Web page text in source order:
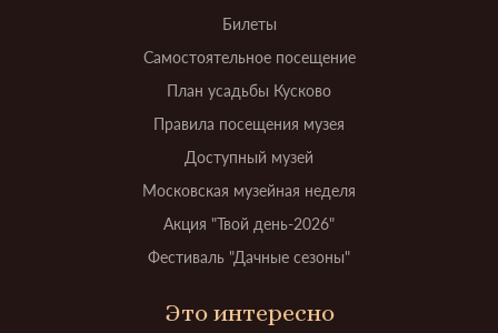
Билеты
Самостоятельное посещение
План усадьбы Кусково
Правила посещения музея
Доступный музей
Московская музейная неделя
Акция "Твой день-2026"
Фестиваль "Дачные сезоны"
Это интересно